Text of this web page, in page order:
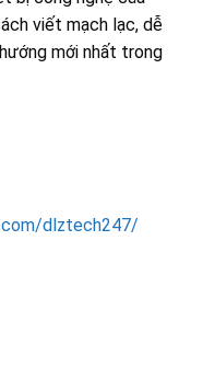
viết mạch lạc, dễ
mới nhất trong
dlztech247/